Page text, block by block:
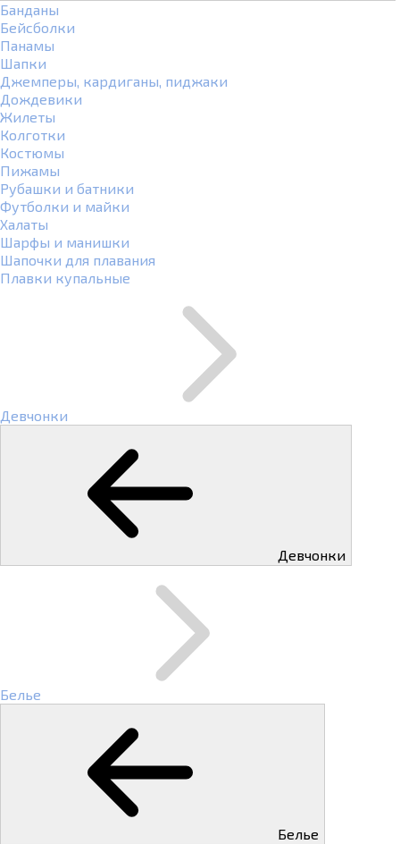
Банданы
Бейсболки
Панамы
Шапки
Джемперы, кардиганы, пиджаки
Дождевики
Жилеты
Колготки
Костюмы
Пижамы
Рубашки и батники
Футболки и майки
Халаты
Шарфы и манишки
Шапочки для плавания
Плавки купальные
Девчонки
Девчонки
Белье
Белье